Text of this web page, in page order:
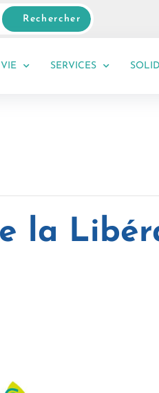
Rechercher
SERVICES
la